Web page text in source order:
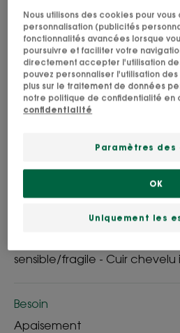
Apaise immédiatement,
Nettoyant, apaisant,
Flacon Flacon
400ml
Adultes
Type de cheveux
sensible/fragile - Cuir chevelu
Besoin
Apaisement
Nous utilisons des cookies pour
personnalisation (publicités
fonctionnalités avancées lorsque
poursuivre et faciliter votre
directement accepter l'utilisation
pouvez personnaliser l'utilisation
plus sur le traitement de données
notre politique de confidentialité en
confidentialité
Paramètres des
Uniquement les
OK